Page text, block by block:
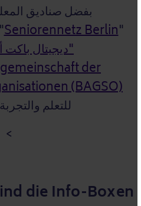
بفضل صناديق
"
Seniorennetz Berlin
"
"ديجيتال باكت
der
(BAGSO)
للتعلم
>
die Info-Boxen?